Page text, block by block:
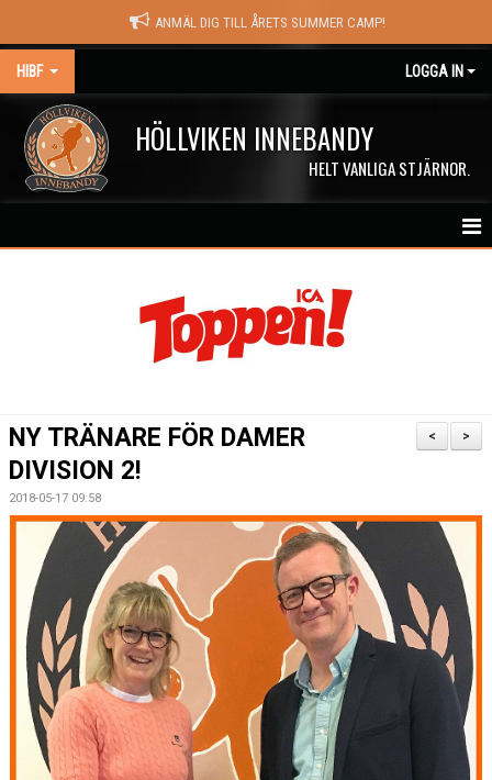
ANMÄL DIG TILL ÅRETS SUMMER CAMP!
HIBF LOGGA IN
HÖLLVIKEN INNEBANDY
HELT VANLIGA STJÄRNOR.
KALENDER
MEDLEMSKAP
OM FÖRENINGEN
KONTAKT
>
<
NY TRÄNARE FÖR DAMER
DIVISION 2!
2018-05-17 09:58